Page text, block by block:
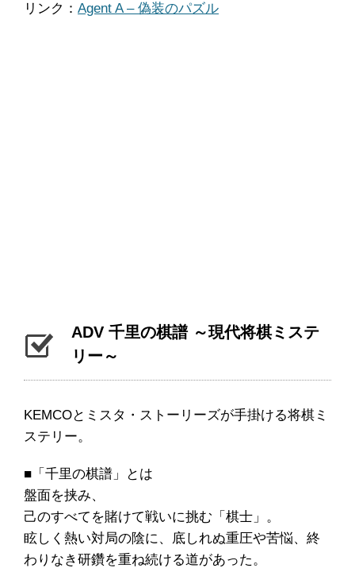
リンク： Agent A – 偽装のパズル
ADV 千里の棋譜 ～現代将棋ミステ
リー～
KEMCOとミスタ・ストーリーズが手掛ける将棋ミ
ステリー。
■「千里の棋譜」とは
盤面を挟み、
己のすべてを賭けて戦いに挑む「棋士」。
眩しく熱い対局の陰に、底しれぬ重圧や苦悩、終
わりなき研鑽を重ね続ける道があった。